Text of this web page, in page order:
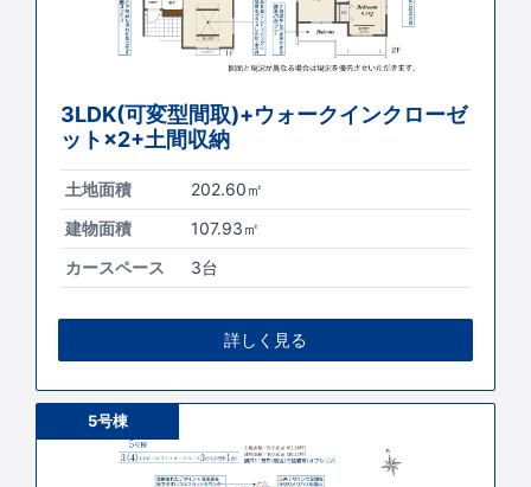
3LDK(可変型間取)+ウォークインクローゼ
ット×2+土間収納
土地面積
202.60㎡
建物面積
107.93㎡
カースペース
3台
詳しく見る
5号棟